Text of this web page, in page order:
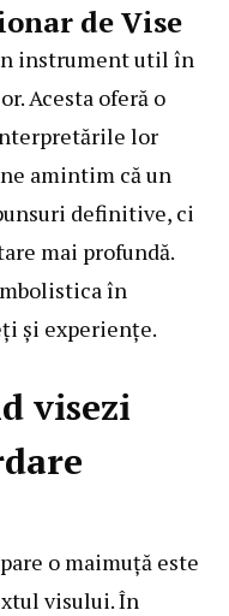
de Vise
instrument util în
Acesta oferă o
lor
amintim că un
definitive, ci
mai profundă.
în
și experiențe.
visezi
o maimuță este
visului. În